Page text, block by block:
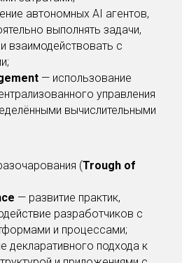
автономных AI агентов,
выполнять задачи,
взаимодействовать с
— использование
управления
вычислительными
(Trough of
— развитие практик,
разработчиков с
и процессами;
декларативного подхода к